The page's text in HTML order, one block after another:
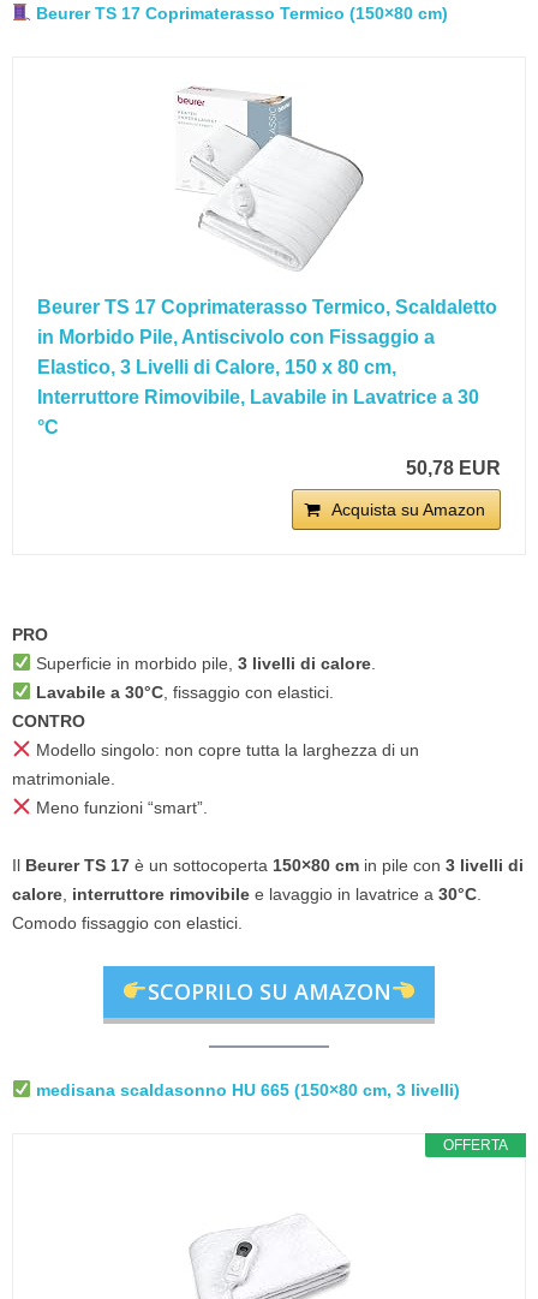
Beurer TS 17 Coprimaterasso Termico (150×80 cm)
Beurer TS 17 Coprimaterasso Termico, Scaldaletto
in Morbido Pile, Antiscivolo con Fissaggio a
Elastico, 3 Livelli di Calore, 150 x 80 cm,
Interruttore Rimovibile, Lavabile in Lavatrice a 30
°C
50,78 EUR
Acquista su Amazon
PRO
Superficie in morbido pile, 3 livelli di calore.
Lavabile a 30°C, fissaggio con elastici.
CONTRO
Modello singolo: non copre tutta la larghezza di un
matrimoniale.
Meno funzioni “smart”.
Il Beurer TS 17 è un sottocoperta 150×80 cm in pile con 3 livelli di
calore interruttore rimovibile e lavaggio in lavatrice a 30°C
Comodo fissaggio con elastici.
SCOPRILO SU AMAZON
medisana scaldasonno HU 665 (150×80 cm, 3 livelli)
OFFERTA